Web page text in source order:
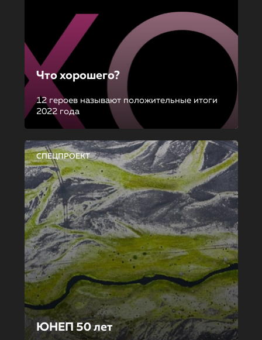
Что хорошего?
12 героев называют положительные итоги
2022 года
СПЕЦПРОЕКТ
ЮНЕП 50 лет